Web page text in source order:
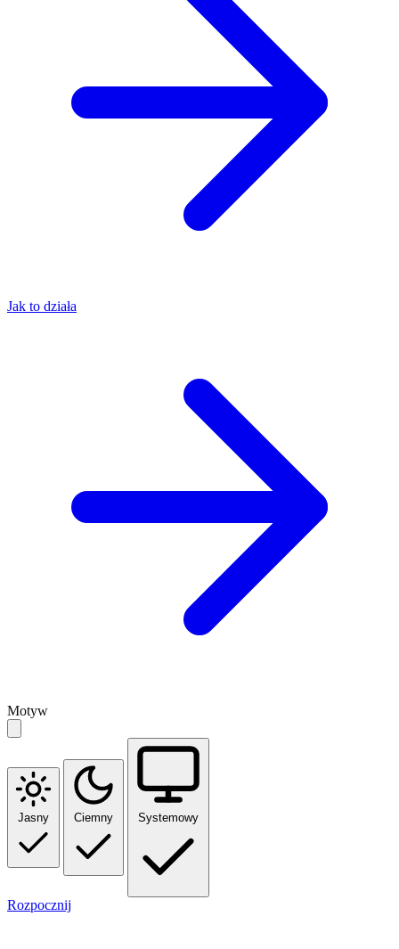
Jak to działa
Motyw
Jasny Ciemny Systemowy
Rozpocznij